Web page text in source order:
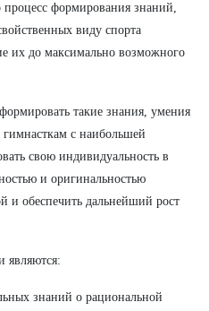
процесс формирования знаний,
виду спорта
их до максимально возможного
такие знания, умения
с наибольшей
свою индивидуальность в
и оригинальностью
и обеспечить дальнейший рост
являются:
знаний о рациональной